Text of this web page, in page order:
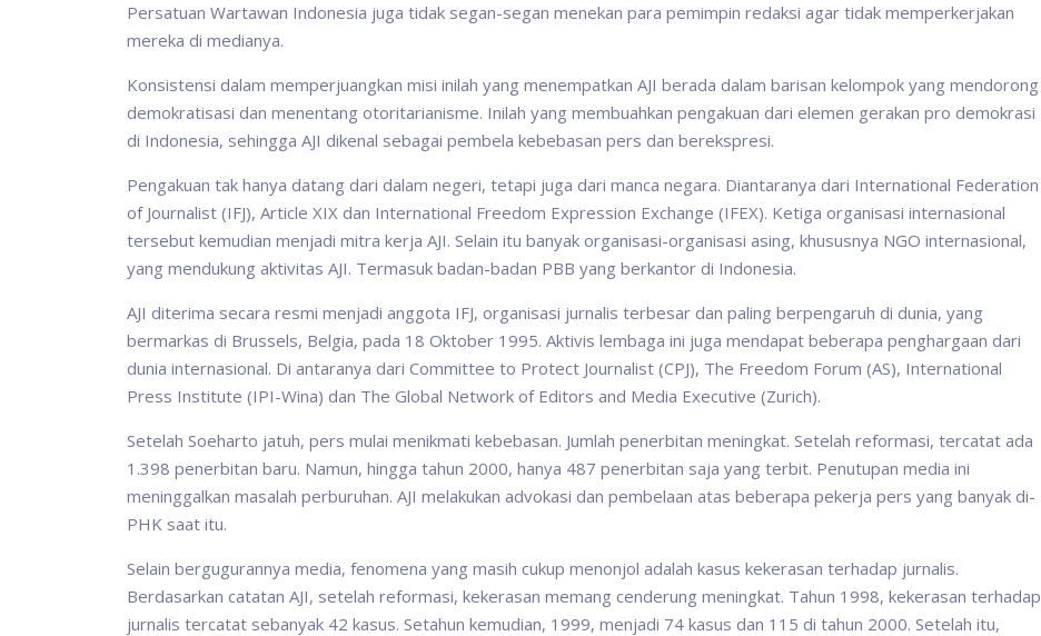
Persatuan Wartawan Indonesia juga tidak segan-segan menekan para pemimpin redaksi agar tidak memperkerjakan
mereka di medianya.
Konsistensi dalam memperjuangkan misi inilah yang menempatkan AJI berada dalam barisan kelompok yang mendorong
demokratisasi dan menentang otoritarianisme. Inilah yang membuahkan pengakuan dari elemen gerakan pro demokrasi
di Indonesia, sehingga AJI dikenal sebagai pembela kebebasan pers dan berekspresi.
Pengakuan tak hanya datang dari dalam negeri, tetapi juga dari manca negara. Diantaranya dari International Federation
of Journalist (IFJ), Article XIX dan International Freedom Expression Exchange (IFEX). Ketiga organisasi internasional
tersebut kemudian menjadi mitra kerja AJI. Selain itu banyak organisasi-organisasi asing, khususnya NGO internasional,
yang mendukung aktivitas AJI. Termasuk badan-badan PBB yang berkantor di Indonesia.
AJI diterima secara resmi menjadi anggota IFJ, organisasi jurnalis terbesar dan paling berpengaruh di dunia, yang
bermarkas di Brussels, Belgia, pada 18 Oktober 1995. Aktivis lembaga ini juga mendapat beberapa penghargaan dari
dunia internasional. Di antaranya dari Committee to Protect Journalist (CPJ), The Freedom Forum (AS), International
Press Institute (IPI-Wina) dan The Global Network of Editors and Media Executive (Zurich).
Setelah Soeharto jatuh, pers mulai menikmati kebebasan. Jumlah penerbitan meningkat. Setelah reformasi, tercatat ada
1.398 penerbitan baru. Namun, hingga tahun 2000, hanya 487 penerbitan saja yang terbit. Penutupan media ini
meninggalkan masalah perburuhan. AJI melakukan advokasi dan pembelaan atas beberapa pekerja pers yang banyak di-
PHK saat itu.
Selain bergugurannya media, fenomena yang masih cukup menonjol adalah kasus kekerasan terhadap jurnalis.
Berdasarkan catatan AJI, setelah reformasi, kekerasan memang cenderung meningkat. Tahun 1998, kekerasan terhadap
jurnalis tercatat sebanyak 42 kasus. Setahun kemudian, 1999, menjadi 74 kasus dan 115 di tahun 2000. Setelah itu,